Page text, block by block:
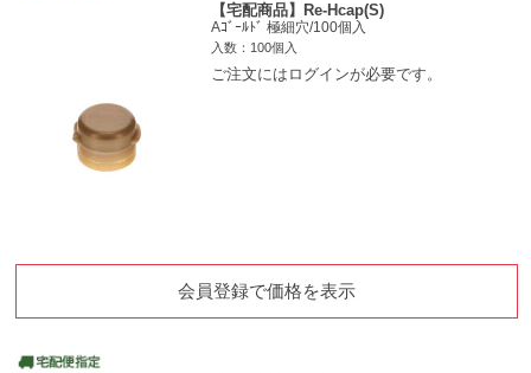
【宅配商品】Re-Hcap(S)
Aｺﾞｰﾙﾄﾞ 極細穴/100個入
入数：100個入
ご注文にはログインが必要です。
会員登録で価格を表示